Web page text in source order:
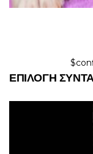
ΕΠΙΛΟΓΉ